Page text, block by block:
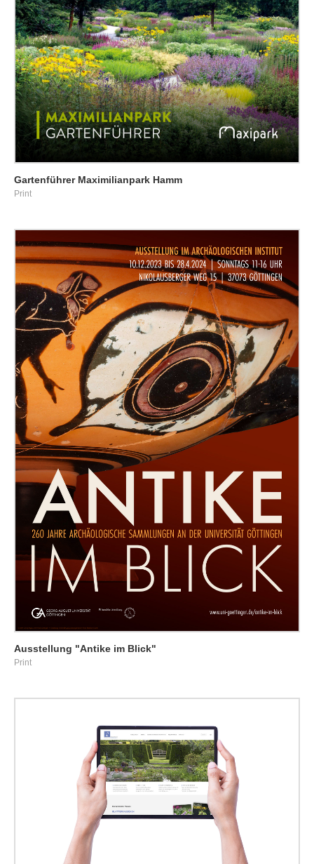
Gartenführer Maximilianpark Hamm
Print
Ausstellung "Antike im Blick"
Print